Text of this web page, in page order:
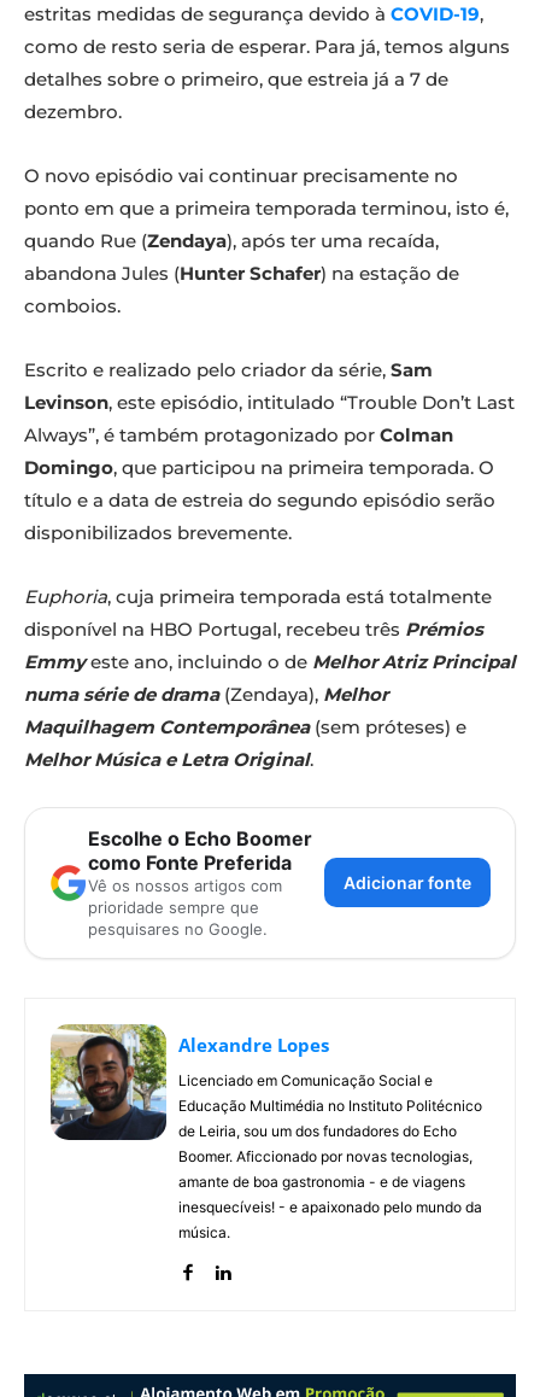
estritas medidas de segurança devido à COVID-19,
como de resto seria de esperar. Para já, temos alguns
detalhes sobre o primeiro, que estreia já a 7 de
dezembro.
O novo episódio vai continuar precisamente no
ponto em que a primeira temporada terminou, isto é,
quando Rue (Zendaya), após ter uma recaída,
abandona Jules (Hunter Schafer) na estação de
comboios.
Escrito e realizado pelo criador da série, Sam
Levinson, este episódio, intitulado “Trouble Don’t Last
Always”, é também protagonizado por Colman
Domingo, que participou na primeira temporada. O
título e a data de estreia do segundo episódio serão
disponibilizados brevemente.
Euphoria, cuja primeira temporada está totalmente
disponível na HBO Portugal, recebeu três Prémios
Emmyeste ano, incluindo o de Melhor Atriz Principal
numa série de drama(Zendaya), Melhor
Maquilhagem Contemporânea(sem próteses) e
Melhor Música e Letra Original.
Escolhe o Echo Boomer
como Fonte Preferida
Vê os nossos artigos com
prioridade sempre que
pesquisares no Google.
Adicionar fonte
Alexandre Lopes
Licenciado em Comunicação Social e
Educação Multimédia no Instituto Politécnico
de Leiria, sou um dos fundadores do Echo
Boomer. Aficcionado por novas tecnologias,
amante de boa gastronomia - e de viagens
inesquecíveis! - e apaixonado pelo mundo da
música.